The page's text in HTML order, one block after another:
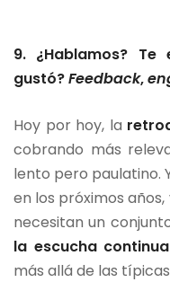
9. ¿Hablamos? Te
gustó?Feedback,
Hoy por hoy, la
cobrando más
lento pero paulatino.
en los próximos
necesitan un
la escucha
más allá de las